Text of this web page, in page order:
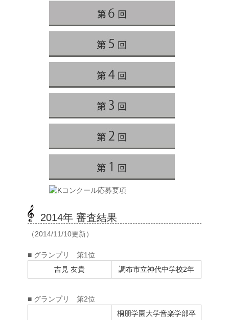
2014年 審査結果
（2014/11/10更新）
■ グランプリ 第1位
吉見 友貴
調布市立神代中学校2年
■ グランプリ 第2位
桐朋学園大学音楽学部卒